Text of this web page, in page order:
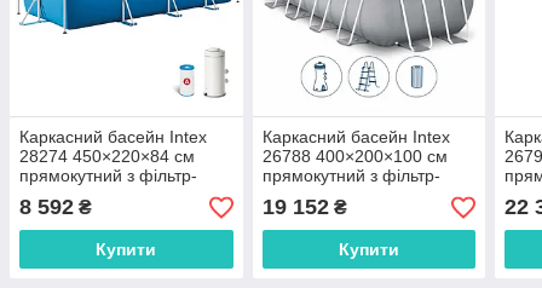
Каркасний басейн Intex
28274 450×220×84 см
прямокутний з фільтр-
насосом 2006 л/год
8 592 ₴
Купити
Каркасний басейн Intex
26788 400×200×100 см
прямокутний з фільтр-
насосом 2006 л/год і
драбиною
19 152₴
Купити
22